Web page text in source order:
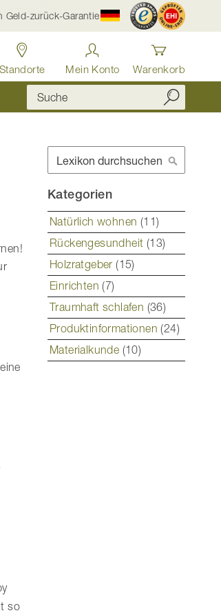
Geld-zurück-Garantie
Standorte Mein Konto Warenkorb
so
Suche
Kategorien
Natürlich wohnen (11)
Rückengesundheit (13)
Holzratgeber(15)
Einrichten(7)
Traumhaft schlafen (36)
Produktinformationen(24)
Materialkunde (10)